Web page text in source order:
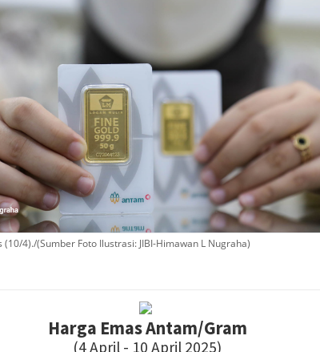
4)./(Sumber Foto Ilustrasi: JIBI-Himawan L Nugraha)